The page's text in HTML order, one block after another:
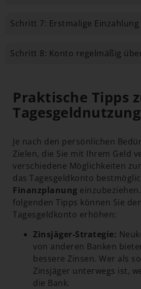
Schritt 7: Erstmalige Einzahlung
Schritt 8: Konto regelmäßig
Praktische Tipps
Tagesgeldnutzung
Je nach den persönlichen
Zielen, die Sie mit Ihrem Geld
verschiedene Möglichkeiten
das Tagesgeldkonto
Finanzplanung
folgenden Tipps können Sie
Tagesgeldkonto erhöhen:
Zinsjäger-Strategie:
von anderen Banken
bessere Zinsen. Wer als
Zinsjäger unterwegs ist,
die Bank.